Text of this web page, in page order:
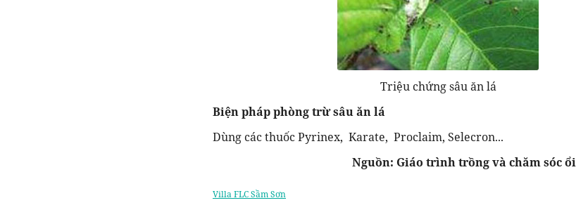
Triệu chứng sâu ăn lá
Biện pháp phòng trừ sâu ăn lá
Dùng các thuốc Pyrinex, Karate, Proclaim, Selecron...
Nguồn: Giáo trình trồng và chăm sóc ổi
Villa FLC Sầm Sơn